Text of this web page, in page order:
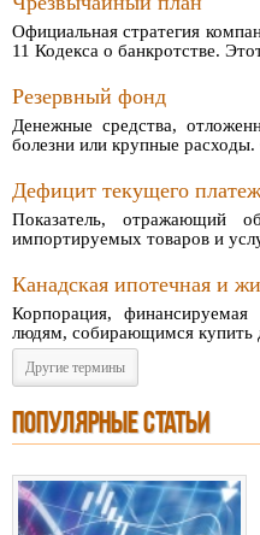
Официальная стратегия
11 Кодекса о банкротстве.
Резервный фонд
Денежные средства,
болезни или крупные
Дефицит текущего
Показатель, отражающий
импортируемых товаров и
Канадская ипотечная и
Корпорация,
людям, собирающимся купить
Другие термины
ПОПУЛЯРНЫЕ СТАТЬИ